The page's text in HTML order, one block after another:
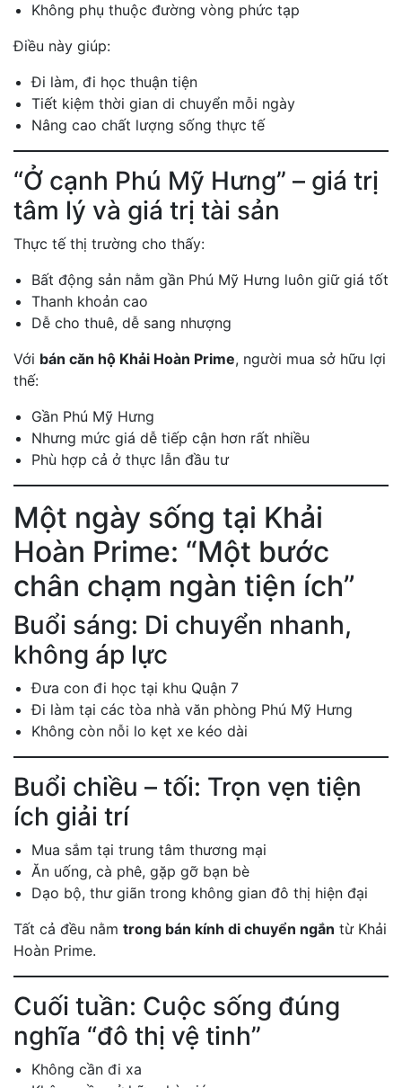
Không phụ thuộc đường vòng phức tạp
Điều này giúp:
Đi làm, đi học thuận tiện
Tiết kiệm thời gian di chuyển mỗi ngày
Nâng cao chất lượng sống thực tế
“Ở cạnh Phú Mỹ Hưng” – giá trị
tâm lý và giá trị tài sản
Thực tế thị trường cho thấy:
Bất động sản nằm gần Phú Mỹ Hưng luôn giữ giá tốt
Thanh khoản cao
Dễ cho thuê, dễ sang nhượng
Với bán căn hộ Khải Hoàn Prime, người mua sở hữu lợi
thế:
Gần Phú Mỹ Hưng
Nhưng mức giá dễ tiếp cận hơn rất nhiều
Phù hợp cả ở thực lẫn đầu tư
Một ngày sống tại Khải
Hoàn Prime: “Một bước
chân chạm ngàn tiện ích”
Buổi sáng: Di chuyển nhanh,
không áp lực
Đưa con đi học tại khu Quận 7
Đi làm tại các tòa nhà văn phòng Phú Mỹ Hưng
Không còn nỗi lo kẹt xe kéo dài
Buổi chiều – tối: Trọn vẹn tiện
ích giải trí
Mua sắm tại trung tâm thương mại
Ăn uống, cà phê, gặp gỡ bạn bè
Dạo bộ, thư giãn trong không gian đô thị hiện đại
Tất cả đều nằm trong bán kính di chuyển ngắn từ Khải
Hoàn Prime.
Cuối tuần: Cuộc sống đúng
nghĩa “đô thị vệ tinh”
Không cần đi xa